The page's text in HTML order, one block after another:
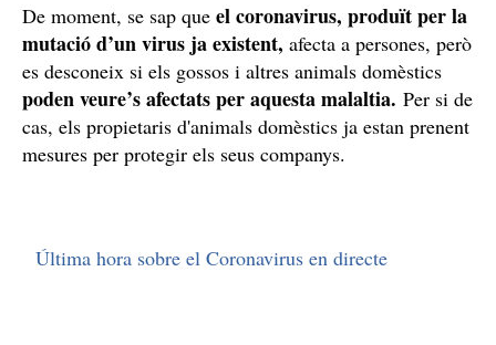
De moment, se sap que el coronavirus, produït per la
mutació d’un virus ja existent, afecta a persones, però
es desconeix si els gossos i altres animals domèstics
poden veure’s afectats per aquesta malaltia. Per si de
cas, els propietaris d'animals domèstics ja estan prenent
mesures per protegir els seus companys.